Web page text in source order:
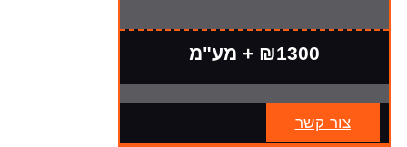
₪1300 + מע"מ
צור קשר